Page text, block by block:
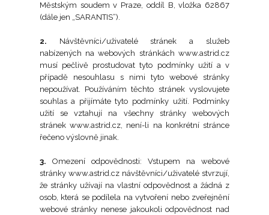
gely
pokožka
pokožka
opalování
opalování ve spreji
opalování
Městským soudem v Praze, oddíl B, vložka 62867
(dále jen „SARANTIS“).
2. Návštěvníci/uživatelé stránek a služeb
nabízených na webových stránkách www.astrid.cz
musí pečlivě prostudovat tyto podmínky užití a v
případě nesouhlasu s nimi tyto webové stránky
nepoužívat. Používáním těchto stránek vyslovujete
souhlas a přijímáte tyto podmínky užití. Podmínky
užití se vztahují na všechny stránky webových
stránek www.astrid.cz, není-li na konkrétní stránce
řečeno výslovně jinak.
3. Omezení odpovědnosti: Vstupem na webové
stránky www.astrid.cz návštěvníci/uživatelé stvrzují,
že stránky užívají na vlastní odpovědnost a žádná z
osob, která se podílela na vytvoření nebo zveřejnění
webové stránky nenese jakoukoli odpovědnost nad